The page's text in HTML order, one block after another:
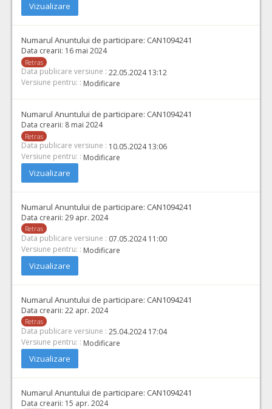
Vizualizare
Numarul Anuntului de participare: CAN1094241
Data crearii: 16 mai 2024
Retras
Data publicare versiune : 22.05.2024 13:12
Versiune pentru: : Modificare
Numarul Anuntului de participare: CAN1094241
Data crearii: 8 mai 2024
Retras
Data publicare versiune : 10.05.2024 13:06
Versiune pentru: : Modificare
Vizualizare
Numarul Anuntului de participare: CAN1094241
Data crearii: 29 apr. 2024
Retras
Data publicare versiune : 07.05.2024 11:00
Versiune pentru: : Modificare
Vizualizare
Numarul Anuntului de participare: CAN1094241
Data crearii: 22 apr. 2024
Retras
Data publicare versiune : 25.04.2024 17:04
Versiune pentru: : Modificare
Vizualizare
Numarul Anuntului de participare: CAN1094241
Data crearii: 15 apr. 2024